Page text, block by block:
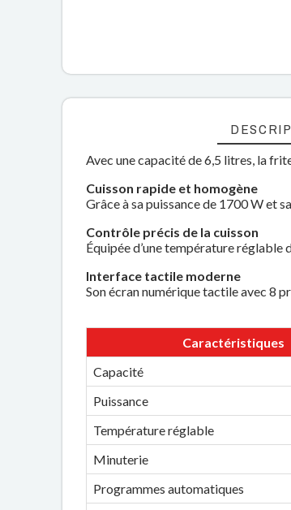
Avec une capacité de 6,5 litres, la
Cuisson rapide et homogène
Grâce à sa puissance de 1700 W et
Contrôle précis de la cuisson
Équipée d’une température réglable
Interface tactile moderne
Son écran numérique tactile avec 8
Caractéristiques
Capacité
Puissance
Température réglable
Minuterie
Programmes automatiques